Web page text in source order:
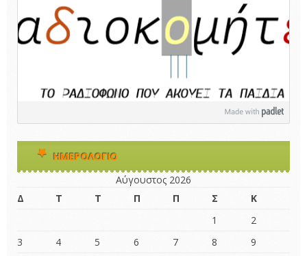
ΗΜΕΡΟΛΌΓΙΟ
Αύγουστος 2026
Δ
Τ Τ Π Π Σ
Κ
1
2
3
4 5 6 7 8
9